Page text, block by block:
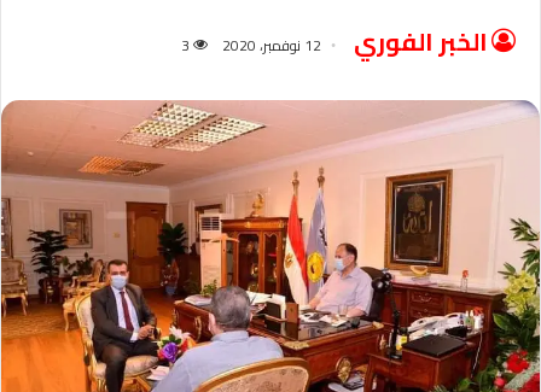
الخبر الفوري 12 نوفمبر، 2020 3